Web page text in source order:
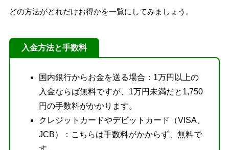
どの方法がどれだけお得かを一覧にしてみましょう。
入金方法と手数料
国内銀行からお金を送る場合：1万円以上の
入金ならば無料ですが、1万円未満だと1,750
円の手数料がかかります。
クレジットカードやデビットカード（VISA、
JCB）：こちらは手数料がかからず、無料で